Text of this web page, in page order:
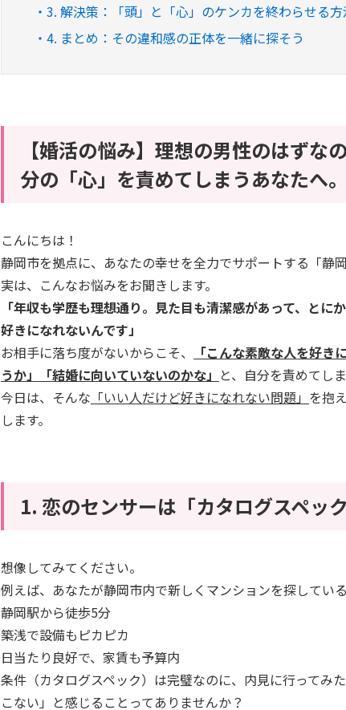
​3. 解決策：「頭」と「心」のケンカを終わらせる方
​4. まとめ：その違和感の正体を一緒に探そう
【婚活の悩み】理想の男性のはずな
分の「心」を責めてしまうあなたへ。
​こんにちは！
静岡市を拠点に、あなたの幸せを全力でサポートする「静
実は、こんなお悩みをお聞きします。
「年収も学歴も理想通り。見た目も清潔感があって、と
好きになれないんです」
​お相手に落ち度がないからこそ、
「こんな素敵な人を好き
うか」「結婚に向いていないのかな」 と、自分を責めてしま
今日は、そんな 「いい人だけど好きになれない問題」 を抱
します。
​1. 恋のセンサーは「カタログスペッ
​想像してみてください。
例えば、あなたが静岡市内で新しくマンションを探している
​静岡駅から徒歩5分
​築浅で設備もピカピカ
​日当たり良好で、家賃も予算内
条件（カタログスペック）は完璧なのに、内見に行ってみ
こない」と感じることってありませんか？